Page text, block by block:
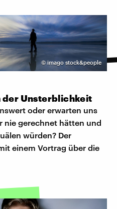
©imago stock&people
der Unsterblichkeit
oder erwarten uns
nie gerechnet hätten und
würden? Der
einem Vortrag über die